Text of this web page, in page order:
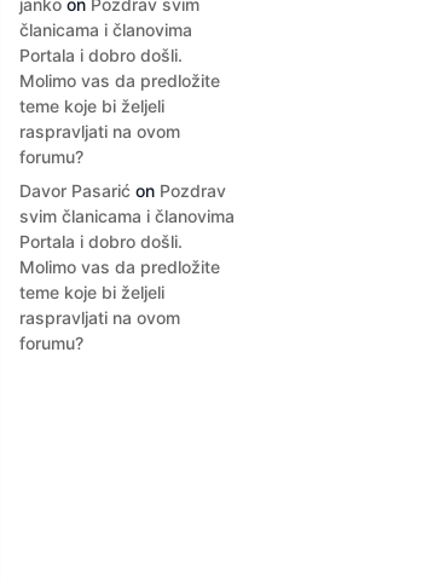
članicama i članovima
Portala i dobro došli.
Molimo vas da predložite
teme koje bi željeli
raspravljati na ovom
forumu?
Davor Pasarić on Pozdrav
svim članicama i članovima
Portala i dobro došli.
Molimo vas da predložite
teme koje bi željeli
raspravljati na ovom
forumu?